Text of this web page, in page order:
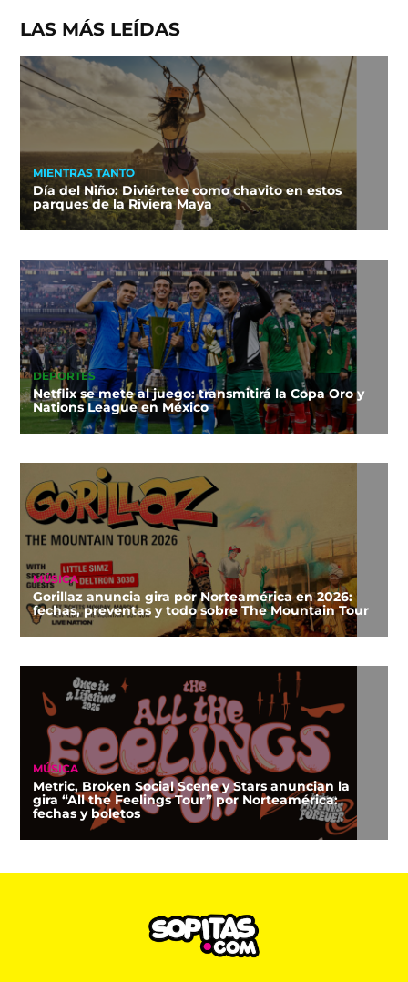
LAS MÁS LEÍDAS
MIENTRAS TANTO
Día del Niño: Diviértete como chavito en estos
parques de la Riviera Maya
DEPORTES
Netflix se mete al juego: transmitirá la Copa Oro y
Nations League en México
MÚSICA
Gorillaz anuncia gira por Norteamérica en 2026:
fechas, preventas y todo sobre The Mountain Tour
MÚSICA
Metric, Broken Social Scene y Stars anuncian la
gira “All the Feelings Tour” por Norteamérica:
fechas y boletos